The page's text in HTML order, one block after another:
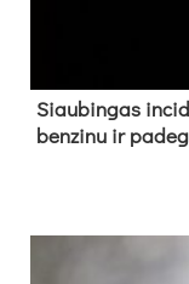
Siau­bin­gas
ben­zi­nu ir